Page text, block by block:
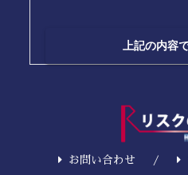
お問い合わせ